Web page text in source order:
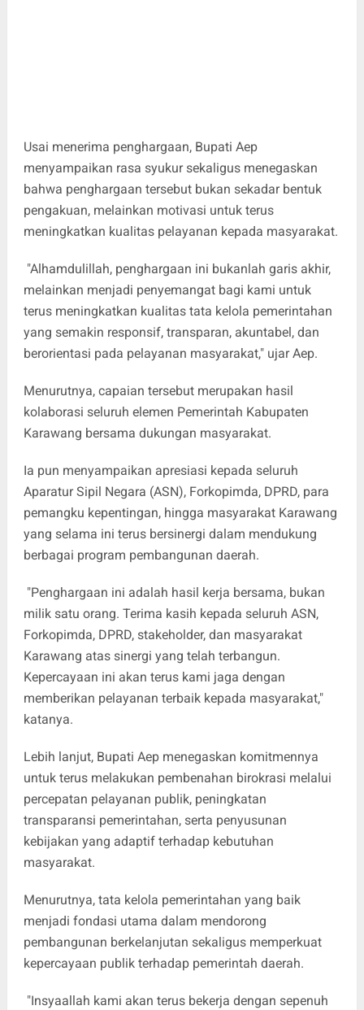
Usai menerima penghargaan, Bupati Aep
menyampaikan rasa syukur sekaligus menegaskan
bahwa penghargaan tersebut bukan sekadar bentuk
pengakuan, melainkan motivasi untuk terus
meningkatkan kualitas pelayanan kepada masyarakat.
"Alhamdulillah, penghargaan ini bukanlah garis akhir,
melainkan menjadi penyemangat bagi kami untuk
terus meningkatkan kualitas tata kelola pemerintahan
yang semakin responsif, transparan, akuntabel, dan
berorientasi pada pelayanan masyarakat," ujar Aep.
Menurutnya, capaian tersebut merupakan hasil
kolaborasi seluruh elemen Pemerintah Kabupaten
Karawang bersama dukungan masyarakat.
Ia pun menyampaikan apresiasi kepada seluruh
Aparatur Sipil Negara (ASN), Forkopimda, DPRD, para
pemangku kepentingan, hingga masyarakat Karawang
yang selama ini terus bersinergi dalam mendukung
berbagai program pembangunan daerah.
"Penghargaan ini adalah hasil kerja bersama, bukan
milik satu orang. Terima kasih kepada seluruh ASN,
Forkopimda, DPRD, stakeholder, dan masyarakat
Karawang atas sinergi yang telah terbangun.
Kepercayaan ini akan terus kami jaga dengan
memberikan pelayanan terbaik kepada masyarakat,"
katanya.
Lebih lanjut, Bupati Aep menegaskan komitmennya
untuk terus melakukan pembenahan birokrasi melalui
percepatan pelayanan publik, peningkatan
transparansi pemerintahan, serta penyusunan
kebijakan yang adaptif terhadap kebutuhan
masyarakat.
Menurutnya, tata kelola pemerintahan yang baik
menjadi fondasi utama dalam mendorong
pembangunan berkelanjutan sekaligus memperkuat
kepercayaan publik terhadap pemerintah daerah.
"Insyaallah kami akan terus bekerja dengan sepenuh